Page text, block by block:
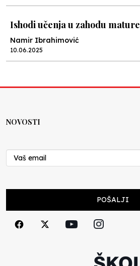
Ishodi učenja u zahodu mature
Namir Ibrahimović
10.06.2025
Nenad Veličković
29.10.2024
Cuke i djeca
NOVOSTI
POŠALJI